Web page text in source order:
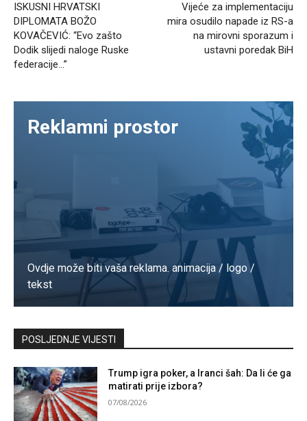
ISKUSNI HRVATSKI
DIPLOMATA BOŽO
KOVAČEVIĆ: “Evo zašto
Dodik slijedi naloge Ruske
federacije…”
Vijeće za implementaciju
mira osudilo napade iz RS-a
na mirovni sporazum i
ustavni poredak BiH
Reklamni prostor
Ovdje može biti vaša reklama. animacija / logo /
tekst
Kontaktirajte nas
POSLJEDNJE VIJESTI
Trump igra poker, a Iranci šah: Da li će ga
matirati prije izbora?
07/08/2026